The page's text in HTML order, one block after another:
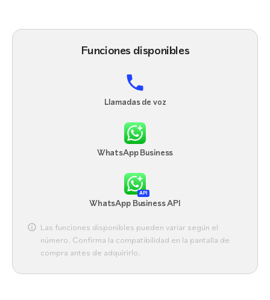
Funciones disponibles
Llamadas de voz
WhatsApp Business
API
WhatsApp Business API
Las funciones disponibles pueden variar según el
número. Confirma la compatibilidad en la pantalla de
compra antes de adquirirlo.